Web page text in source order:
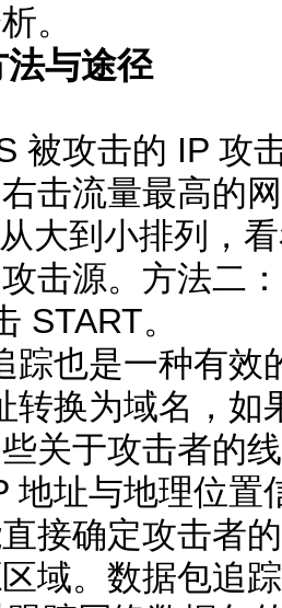
。
法与途径
被攻击的 IP 攻
击流量最高的
大到小排列，
击源。方法二
START。
踪也是一种有效
转换为域名，如
关于攻击者的
地址与地理位置
接确定攻击者
域。数据包追